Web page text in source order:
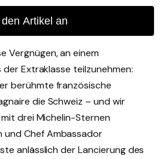
Vergnügen, an einem
der Extraklasse teilzunehmen:
berühmte französische
die Schweiz – und wir
drei Michelin-Sternen
und Chef Ambassador
anlässlich der Lancierung des